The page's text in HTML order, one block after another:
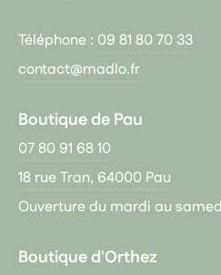
Téléphone : 09 81 80 70 33
contact@madlo.fr
Boutique de Pau
07 80 91 68 10
18 rue Tran, 64000 Pau
Ouverture du mardi au
Boutique d'Orthez